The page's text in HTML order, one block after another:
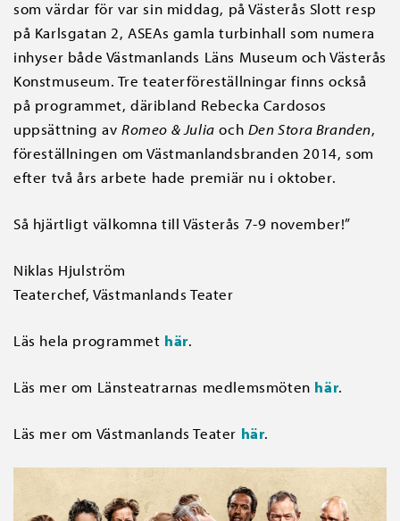
som värdar för var sin middag, på Västerås Slott resp
på Karlsgatan 2, ASEAs gamla turbinhall som numera
inhyser både Västmanlands Läns Museum och Västerås
Konstmuseum. Tre teaterföreställningar finns också
på programmet, däribland Rebecka Cardosos
uppsättning av Romeo & Julia och Den Stora Branden,
föreställningen om Västmanlandsbranden 2014, som
efter två års arbete hade premiär nu i oktober.
Så hjärtligt välkomna till Västerås 7-9 november!”
Niklas Hjulström
Teaterchef, Västmanlands Teater
Läs hela programmet här.
Läs mer om Länsteatrarnas medlemsmöten här.
Läs mer om Västmanlands Teater här.